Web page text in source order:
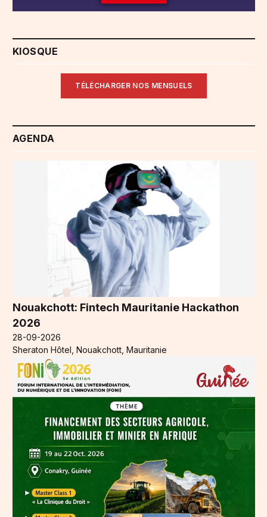
KIOSQUE
TÉLÉCHARGER NOS MENSUELS
AGENDA
Nouakchott: Fintech Mauritanie Hackathon
2026
28-09-2026
Sheraton Hôtel, Nouakchott, Mauritanie